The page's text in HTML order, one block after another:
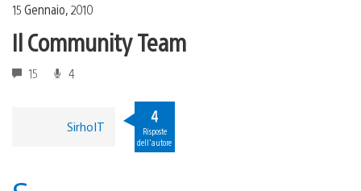
15 Gennaio, 2010
Il Community Team
15 4
SirhoIT
4
Risposte
dell'autore